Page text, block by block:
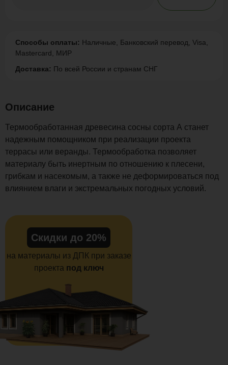
Способы оплаты: Наличные, Банковский перевод, Visa,
Mastercard, МИР
Доставка: По всей России и странам СНГ
Описание
Термообработанная древесина сосны сорта А станет
надежным помощником при реализации проекта
террасы или веранды. Термообработка позволяет
материалу быть инертным по отношению к плесени,
грибкам и насекомым, а также не деформироваться под
влиянием влаги и экстремальных погодных условий.
Скидки до 20%
на материалы из ДПК при заказе
проекта под ключ